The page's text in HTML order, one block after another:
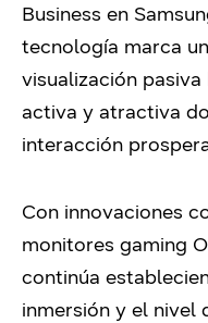
Business en
tecnología marca
visualización
activa y atractiva
interacción
Con innovaciones
monitores gaming
continúa
inmersión y el nivel